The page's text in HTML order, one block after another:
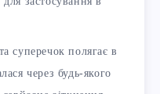
суперечок полягає в
через будь-якого